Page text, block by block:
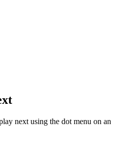
next using the dot menu on an